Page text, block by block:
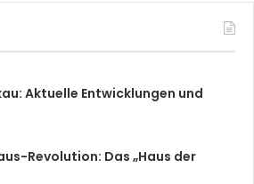
Aktuelle Entwicklungen und
Revolution: Das „Haus der